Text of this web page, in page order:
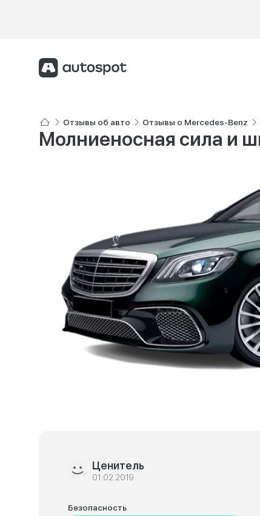
Отзывы об авто Отзывы о Mercedes-Benz
Молниеносная сила и
Ценитель
01.02.2019
Безопасность